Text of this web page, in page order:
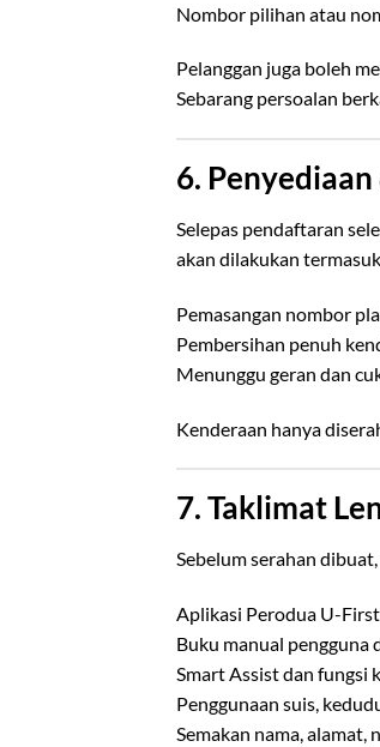
Nombor pilihan atau
Pelanggan juga boleh
Sebarang persoalan
6.
Selepas pendaftaran
akan dilakukan
Pemasangan nombor
Pembersihan penuh
Menunggu geran dan
Kenderaan hanya
7. Taklimat
Sebelum serahan
Aplikasi Perodua U-First
Buku manual pengguna
Smart Assist dan fungsi
Penggunaan suis,
Semakan nama,